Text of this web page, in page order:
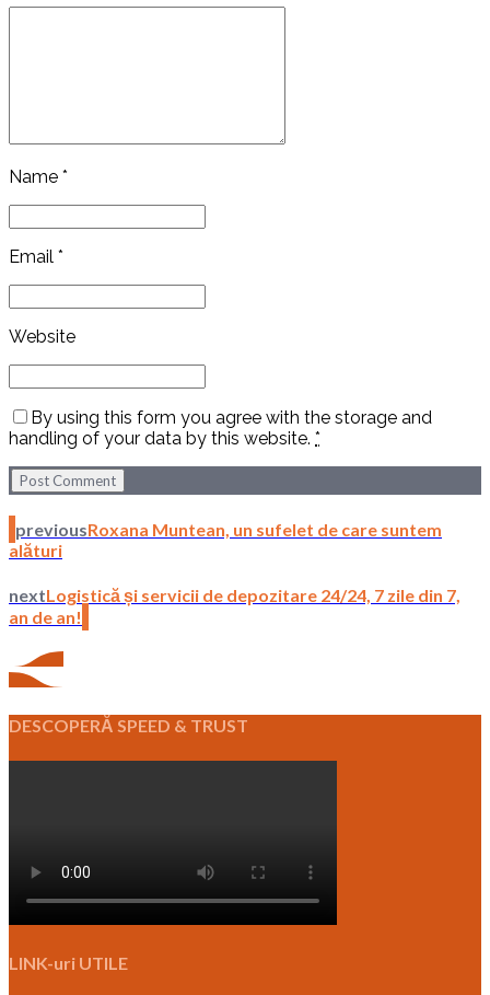
Name *
Email *
Website
By using this form you agree with the storage and
handling of your data by this website. *
Post Comment
previousRoxana Muntean, un sufelet de care suntem
alături
nextLogistică și servicii de depozitare 24/24, 7 zile din 7,
an de an!
DESCOPERĂ SPEED & TRUST
LINK-uri UTILE